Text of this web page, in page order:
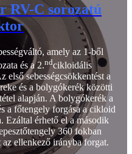
RV-C sorozatú
amely az 1-ből
és a 2.ndcikloidális
sebességcsökkentést a
és a bolygókerék közötti
alapján. A bolygókerék a
a főtengely forgása a cikloid
Ezáltal érhető el a második
360 fokban
ellenkező irányba forgat.